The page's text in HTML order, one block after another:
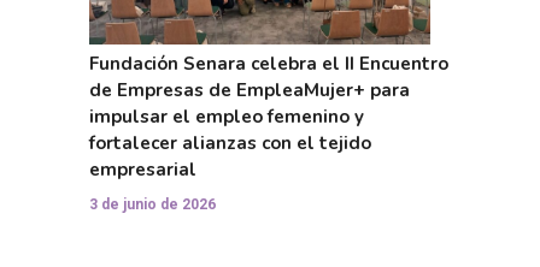
Fundación Senara celebra el II Encuentro
de Empresas de EmpleaMujer+ para
impulsar el empleo femenino y
fortalecer alianzas con el tejido
empresarial
3 de junio de 2026